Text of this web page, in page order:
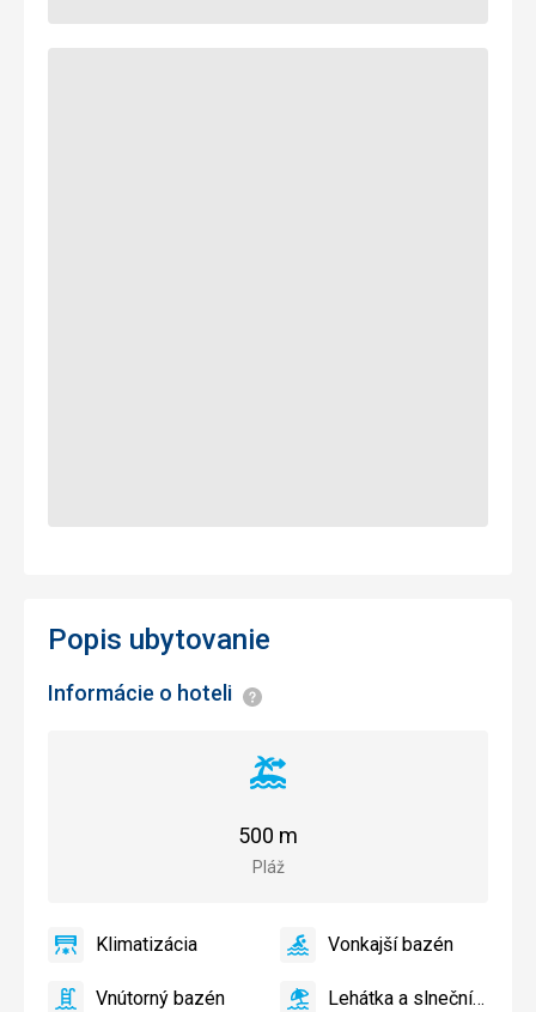
Popis ubytovanie
Informácie o hoteli Informácie
Vzdialenosť
pláže
Pláž
500 m
Klimatizácia
Klimatizácia
áno
VonkajšíVonkajší bazén
áno
Vnútorný bazén Lehátka a slnečníky pri